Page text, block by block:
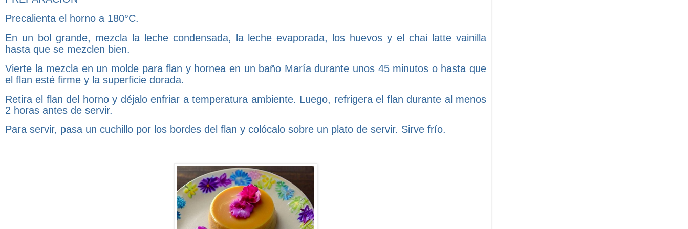
Precalienta el horno a 180°C.
En un bol grande, mezcla la leche condensada, la leche evaporada, los huevos y el chai latte vainilla
hasta que se mezclen bien.
Vierte la mezcla en un molde para flan y hornea en un baño María durante unos 45 minutos o hasta que
el flan esté firme y la superficie dorada.
Retira el flan del horno y déjalo enfriar a temperatura ambiente. Luego, refrigera el flan durante al menos
2 horas antes de servir.
Para servir, pasa un cuchillo por los bordes del flan y colócalo sobre un plato de servir. Sirve frío.